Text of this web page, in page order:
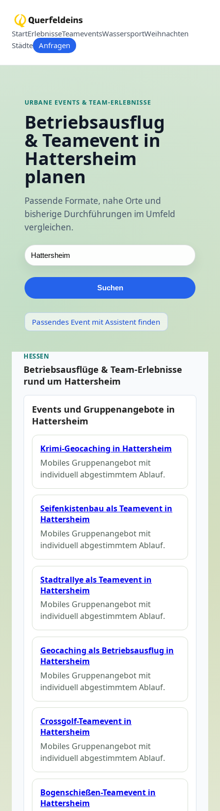
StartErlebnisseTeameventsWassersportWeihnachten
Städte Anfragen
URBANE EVENTS & TEAM-ERLEBNISSE
Betriebsausflug
& Teamevent in
Hattersheim
planen
Passende Formate, nahe Orte und
bisherige Durchführungen im Umfeld
vergleichen.
Suchen
Passendes Event mit Assistent finden
HESSEN
Betriebsausflüge & Team-Erlebnisse
rund um Hattersheim
Events und Gruppenangebote in
Hattersheim
Krimi-Geocaching in Hattersheim
Mobiles Gruppenangebot mit
individuell abgestimmtem Ablauf.
Seifenkistenbau als Teamevent in
Hattersheim
Mobiles Gruppenangebot mit
individuell abgestimmtem Ablauf.
Stadtrallye als Teamevent in
Hattersheim
Mobiles Gruppenangebot mit
individuell abgestimmtem Ablauf.
Geocaching als Betriebsausflug in
Hattersheim
Mobiles Gruppenangebot mit
individuell abgestimmtem Ablauf.
Crossgolf-Teamevent in
Hattersheim
Mobiles Gruppenangebot mit
individuell abgestimmtem Ablauf.
Bogenschießen-Teamevent in
Hattersheim